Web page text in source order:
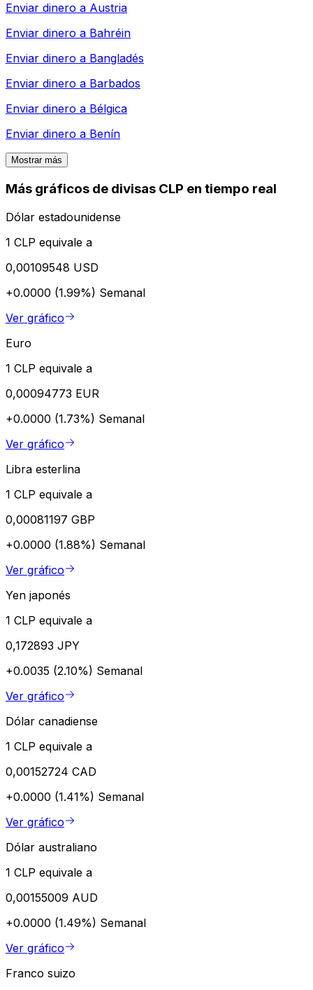
Enviar dinero a Austria
Enviar dinero a Bahréin
Enviar dinero a Bangladés
Enviar dinero a Barbados
Enviar dinero a Bélgica
Enviar dinero a Benín
Mostrar más
Más gráficos de divisas CLP en tiempo real
Dólar estadounidense
1 CLP equivale a
0,00109548 USD
+0.0000 (1.99%) Semanal
Ver gráfico
Euro
1 CLP equivale a
0,00094773 EUR
+0.0000 (1.73%) Semanal
Ver gráfico
Libra esterlina
1 CLP equivale a
0,00081197 GBP
+0.0000 (1.88%) Semanal
Ver gráfico
Yen japonés
1 CLP equivale a
0,172893 JPY
+0.0035 (2.10%) Semanal
Ver gráfico
Dólar canadiense
1 CLP equivale a
0,00152724 CAD
+0.0000 (1.41%) Semanal
Ver gráfico
Dólar australiano
1 CLP equivale a
0,00155009 AUD
+0.0000 (1.49%) Semanal
Ver gráfico
Franco suizo